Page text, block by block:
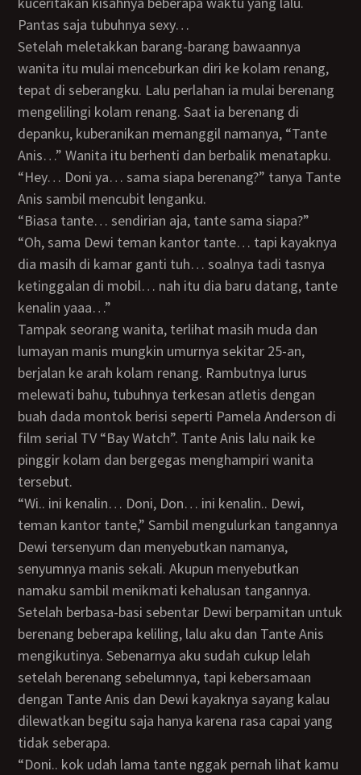
Pantas saja tubuhnya sexy…
Setelah meletakkan barang-barang bawaannya
wanita itu mulai menceburkan diri ke kolam renang,
tepat di seberangku. Lalu perlahan ia mulai berenang
mengelilingi kolam renang. Saat ia berenang di
depanku, kuberanikan memanggil namanya, “Tante
Anis…” Wanita itu berhenti dan berbalik menatapku.
“Hey… Doni ya… sama siapa berenang?” tanya Tante
Anis sambil mencubit lenganku.
“Biasa tante… sendirian aja, tante sama siapa?”
“Oh, sama Dewi teman kantor tante… tapi kayaknya
dia masih di kamar ganti tuh… soalnya tadi tasnya
ketinggalan di mobil… nah itu dia baru datang, tante
kenalin yaaa…”
Tampak seorang wanita, terlihat masih muda dan
lumayan manis mungkin umurnya sekitar 25-an,
berjalan ke arah kolam renang. Rambutnya lurus
melewati bahu, tubuhnya terkesan atletis dengan
buah dada montok berisi seperti Pamela Anderson di
film serial TV “Bay Watch”. Tante Anis lalu naik ke
pinggir kolam dan bergegas menghampiri wanita
tersebut.
“Wi.. ini kenalin… Doni, Don… ini kenalin.. Dewi,
teman kantor tante,” Sambil mengulurkan tangannya
Dewi tersenyum dan menyebutkan namanya,
senyumnya manis sekali. Akupun menyebutkan
namaku sambil menikmati kehalusan tangannya.
Setelah berbasa-basi sebentar Dewi berpamitan untuk
berenang beberapa keliling, lalu aku dan Tante Anis
mengikutinya. Sebenarnya aku sudah cukup lelah
setelah berenang sebelumnya, tapi kebersamaan
dengan Tante Anis dan Dewi kayaknya sayang kalau
dilewatkan begitu saja hanya karena rasa capai yang
tidak seberapa.
“Doni.. kok udah lama tante nggak pernah lihat kamu